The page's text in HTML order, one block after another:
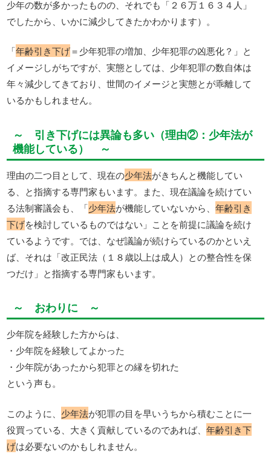
少年の数が多かったものの、それでも「２６万１６３４人」
でしたから、いかに減少してきたかわかります）。
「年齢引き下げ＝少年犯罪の増加、少年犯罪の凶悪化？」と
イメージしがちですが、実態としては、少年犯罪の数自体は
年々減少してきており、世間のイメージと実態とが乖離して
いるかもしれません。
～ 引き下げには異論も多い（理由②：少年法が
機能している） ～
理由の二つ目として、現在の少年法がきちんと機能してい
る、と指摘する専門家もいます。また、現在議論を続けてい
る法制審議会も、「少年法が機能していないから、年齢引き
下げを検討しているものではない」ことを前提に議論を続け
ているようです。では、なぜ議論が続けらているのかといえ
ば、それは「改正民法（１８歳以上は成人）との整合性を保
つだけ」と指摘する専門家もいます。
～ おわりに ～
少年院を経験した方からは、
・少年院を経験してよかった
・少年院があったから犯罪との縁を切れた
という声も。
このように、 少年法が犯罪の目を早いうちから積むことに一
役買っている、大きく貢献しているのであれば、年齢引き下
げは必要ないのかもしれません。